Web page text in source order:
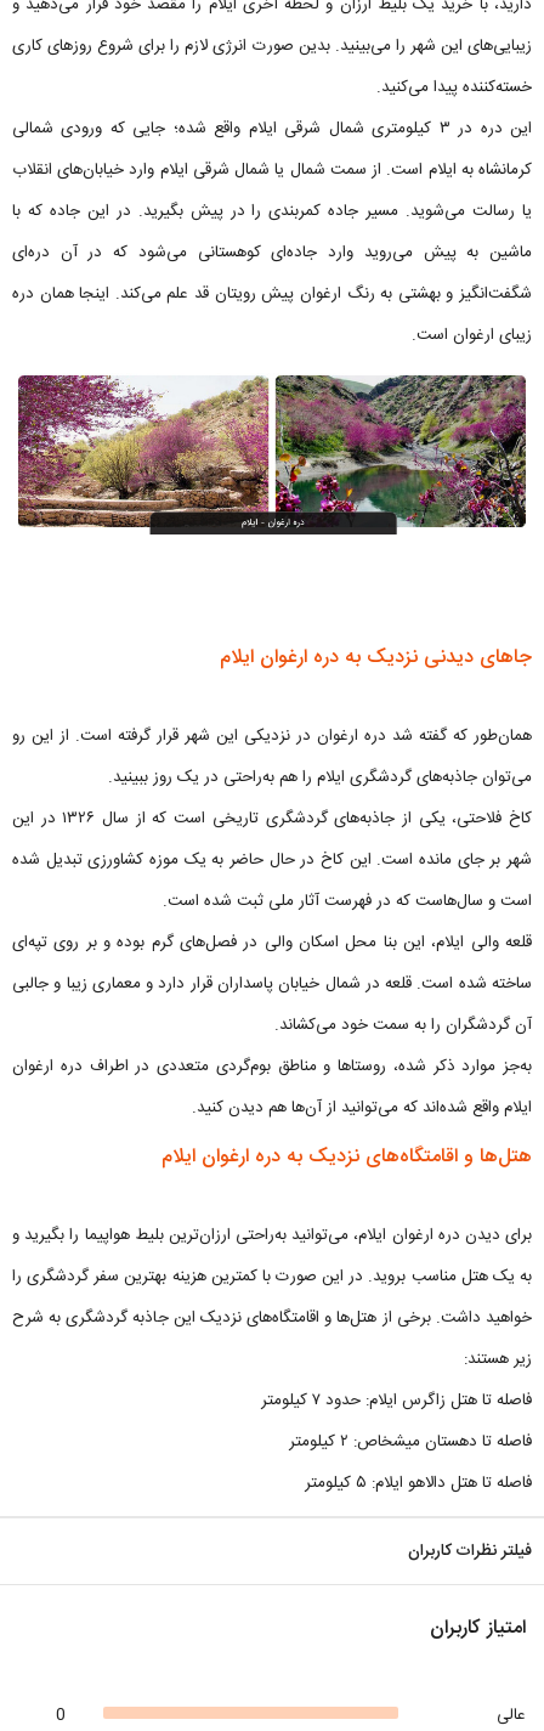
زیبایی‌های این شهر را می‌بینید. بدین صورت انرژی لازم را برای شروع روزهای کاری
خسته‌کننده پیدا می‌کنید.
این دره در ۳ کیلومتری شمال شرقی ایلام واقع شده؛ جایی که ورودی شمالی
کرمانشاه به ایلام است. از سمت شمال یا شمال شرقی ایلام وارد خیابان‌های انقلاب
یا رسالت می‌شوید. مسیر جاده کمربندی را در پیش بگیرید. در این جاده که با
ماشین به پیش می‌روید وارد جاده‌ای کوهستانی می‌شود که در آن دره‌ای
شگفت‌انگیز و بهشتی به رنگ ارغوان پیش رویتان قد علم می‌کند. اینجا همان دره
زیبای ارغوان است.
جاهای دیدنی نزدیک به دره ارغوان ایلام
همان‌طور که گفته شد دره ارغوان در نزدیکی این شهر قرار گرفته است. از این رو
می‌توان جاذبه‌های گردشگری ایلام را هم به‌راحتی در یک روز ببینید.
کاخ فلاحتی، یکی از جاذبه‌های گردشگری تاریخی است که از سال ۱۳۲۶ در این
شهر بر جای مانده است. این کاخ در حال حاضر به یک موزه کشاورزی تبدیل شده
است و سال‌هاست که در فهرست آثار ملی ثبت شده است.
قلعه والی ایلام، این بنا محل اسکان والی در فصل‌های گرم بوده و بر روی تپه‌ای
ساخته شده است. قلعه در شمال خیابان پاسداران قرار دارد و معماری زیبا و جالبی
آن گردشگران را به سمت خود می‌کشاند.
به‌جز موارد ذکر شده، روستاها و مناطق بوم‌گردی متعددی در اطراف دره ارغوان
ایلام واقع شده‌اند که می‌توانید از آن‌ها هم دیدن کنید.
هتل‌ها و اقامتگاه‌های نزدیک به دره ارغوان ایلام
برای دیدن دره ارغوان ایلام، می‌توانید به‌راحتی ارزان‌ترین بلیط هواپیما را بگیرید و
به یک هتل مناسب بروید. در این صورت با کمترین هزینه بهترین سفر گردشگری را
خواهید داشت. برخی از هتل‌ها و اقامتگاه‌های نزدیک این جاذبه گردشگری به شرح
زیر هستند:
فاصله تا هتل زاگرس ایلام: حدود ۷ کیلومتر
فاصله تا دهستان میشخاص: ۲ کیلومتر
فاصله تا هتل دالاهو ایلام: ۵ کیلومتر
فیلتر نظرات کاربران
امتیاز کاربران
0
عالی